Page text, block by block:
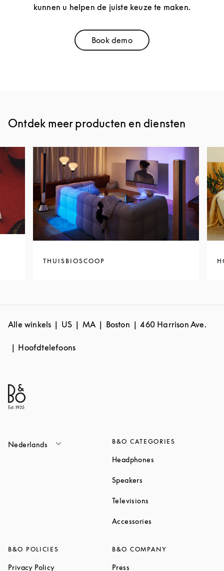
kunnen u helpen de juiste keuze te maken.
Book demoLink Opens in New Tab
Ontdek meer producten en diensten
THUISBIOSCOOP
Alle winkels US MA Boston 460 Harrison Ave.
Hoofdtelefoons
Nederlands B&O CATEGORIES
Headphones
Speakers
Televisions
Accessories
B&O POLICIES
Privacy PolicyLink Opens in New Tab
B&O COMPANY
Press